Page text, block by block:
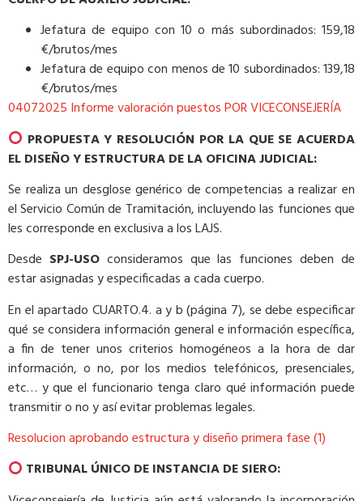
Jefatura de equipo con 10 o más subordinados: 159,18
€/brutos/mes
Jefatura de equipo con menos de 10 subordinados: 139,18
€/brutos/mes
04072025 Informe valoración puestos POR VICECONSEJERÍA
PROPUESTA Y RESOLUCIÓN POR LA QUE SE ACUERDA
EL DISEÑO Y ESTRUCTURA DE LA OFICINA JUDICIAL:
Se realiza un desglose genérico de competencias a realizar en
el Servicio Común de Tramitación, incluyendo las funciones que
les corresponde en exclusiva a los LAJS.
Desde SPJ-USOconsideramos que las funciones deben de
estar asignadas y especificadas a cada cuerpo.
En el apartado CUARTO.4. a y b (página 7), se debe especificar
qué se considera información general e información específica,
a fin de tener unos criterios homogéneos a la hora de dar
información, o no, por los medios telefónicos, presenciales,
etc… y que el funcionario tenga claro qué información puede
transmitir o no y así evitar problemas legales.
Resolucion aprobando estructura y diseño primera fase (1)
TRIBUNAL ÚNICO DE INSTANCIA DE SIERO: